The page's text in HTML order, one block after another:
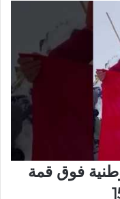
فوق قمة